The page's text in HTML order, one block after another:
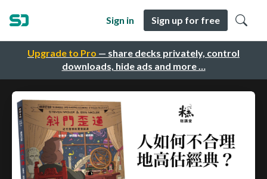
Upgrade to Pro — share decks privately, control
downloads, hide ads and more …
Sign in Sign up for free